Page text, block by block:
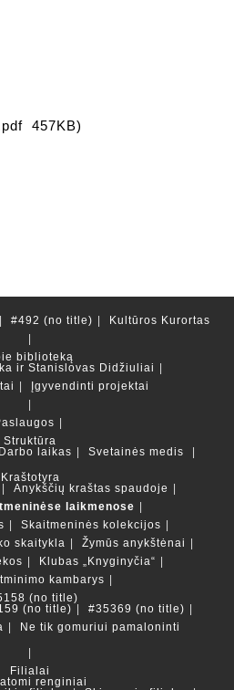
457KB)
#492 (no title) Kultūros Kurortas
biblioteką
ir Stanislovas Didžiuliai
Įgyvendinti projektai
Struktūra
Darbo laikas
Svetainės medis
Kraštotyra
Anykščių kraštas spaudoje
laikmenose
Skaitmeninės kolekcijos
skaitykla
Žymūs anykštėnai
Klubas „Knyginyčia“
kambarys
(no title)
(no title)
#35369 (no title)
Ne tik gomuriui pamaloninti
Filialai
renginiai